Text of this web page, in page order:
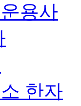
용사
한자